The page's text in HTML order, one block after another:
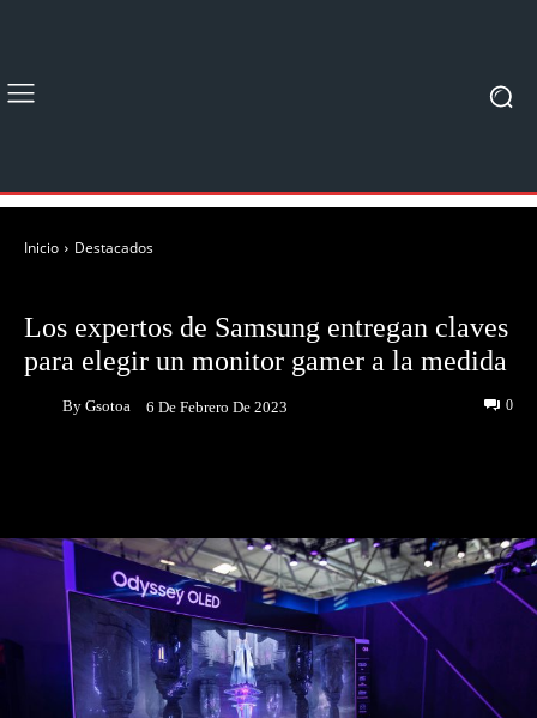
Inicio Destacados
Los expertos de Samsung entregan claves
para elegir un monitor gamer a la medida
By Gsotoa 6 De Febrero De 2023 0